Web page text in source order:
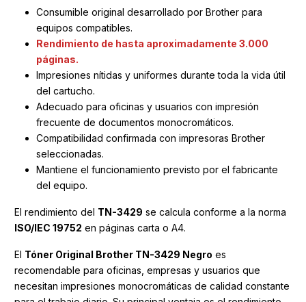
Consumible original desarrollado por Brother para
equipos compatibles.
Rendimiento de hasta aproximadamente 3.000
páginas.
Impresiones nítidas y uniformes durante toda la vida útil
del cartucho.
Adecuado para oficinas y usuarios con impresión
frecuente de documentos monocromáticos.
Compatibilidad confirmada con impresoras Brother
seleccionadas.
Mantiene el funcionamiento previsto por el fabricante
del equipo.
El rendimiento del TN-3429 se calcula conforme a la norma
ISO/IEC 19752 en páginas carta o A4.
El Tóner Original Brother TN-3429 Negro es
recomendable para oficinas, empresas y usuarios que
necesitan impresiones monocromáticas de calidad constante